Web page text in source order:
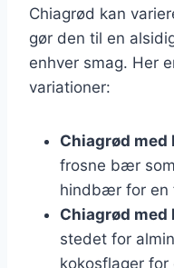
Chiagrød kan
gør den til en
enhver smag. Her
variationer:
Chiagrød
frosne bær
hindbær for en
Chiagrød med
stedet for
kokosflager for